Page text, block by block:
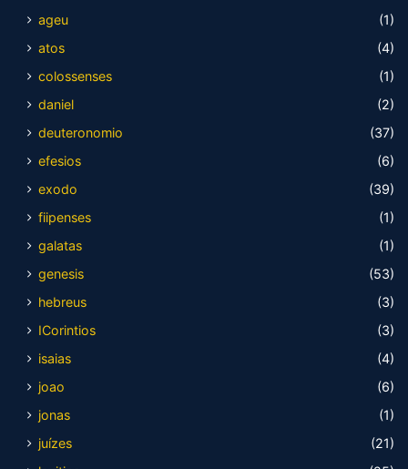
ageu
(1)
atos
(4)
colossenses
(1)
daniel
(2)
deuteronomio
(37)
efesios
(6)
exodo
(39)
fiipenses
(1)
galatas
(1)
genesis
(53)
hebreus
(3)
ICorintios
(3)
isaias
(4)
joao
(6)
jonas
(1)
juízes
(21)